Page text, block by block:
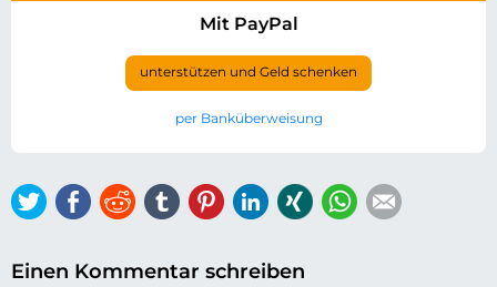
Mit PayPal
unterstützen und Geld schenken
per Banküberweisung
TwitterFacebook
ReddittumblrPinterestLinkedIn
Xing WhatsApp
Einen Kommentar schreiben